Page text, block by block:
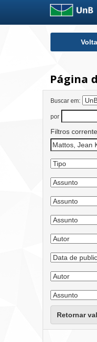
Página
Buscar em:
por
Filtros
Retornar